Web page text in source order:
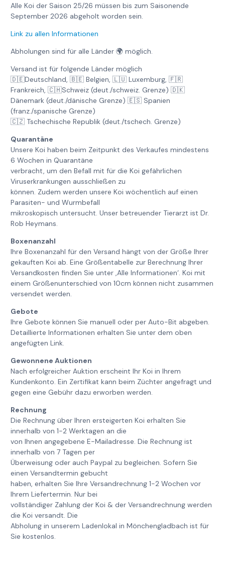
Alle Koi der Saison 25/26 müssen bis zum Saisonende
September 2026 abgeholt worden sein.
Link zu allen Informationen
Abholungen sind für alle Länder 🌍 möglich.
Versand ist für folgende Länder möglich
🇩🇪Deutschland, 🇧🇪 Belgien, 🇱🇺 Luxemburg, 🇫🇷
Frankreich, 🇨🇭Schweiz (deut./schweiz. Grenze) 🇩🇰
Dänemark (deut./dänische Grenze) 🇪🇸 Spanien
(franz./spanische Grenze)
🇨🇿 Tschechische Republik (deut./tschech. Grenze)
Quarantäne
Unsere Koi haben beim Zeitpunkt des Verkaufes mindestens
6 Wochen in Quarantäne
verbracht, um den Befall mit für die Koi gefährlichen
Viruserkrankungen ausschließen zu
können. Zudem werden unsere Koi wöchentlich auf einen
Parasiten- und Wurmbefall
mikroskopisch untersucht. Unser betreuender Tierarzt ist Dr.
Rob Heymans.
Boxenanzahl
Ihre Boxenanzahl für den Versand hängt von der Größe Ihrer
gekauften Koi ab. Eine Größentabelle zur Berechnung Ihrer
Versandkosten finden Sie unter ‚Alle Informationen‘. Koi mit
einem Größenunterschied von 10cm können nicht zusammen
versendet werden.
Gebote
Ihre Gebote können Sie manuell oder per Auto-Bit abgeben.
Detaillierte Informationen erhalten Sie unter dem oben
angefügten Link.
Gewonnene Auktionen
Nach erfolgreicher Auktion erscheint Ihr Koi in Ihrem
Kundenkonto. Ein Zertifikat kann beim Züchter angefragt und
gegen eine Gebühr dazu erworben werden.
Rechnung
Die Rechnung über Ihren ersteigerten Koi erhalten Sie
innerhalb von 1-2 Werktagen an die
von Ihnen angegebene E-Mailadresse. Die Rechnung ist
innerhalb von 7 Tagen per
Überweisung oder auch Paypal zu begleichen. Sofern Sie
einen Versandtermin gebucht
haben, erhalten Sie Ihre Versandrechnung 1-2 Wochen vor
Ihrem Liefertermin. Nur bei
vollständiger Zahlung der Koi & der Versandrechnung werden
die Koi versandt. Die
Abholung in unserem Ladenlokal in Mönchengladbach ist für
Sie kostenlos.